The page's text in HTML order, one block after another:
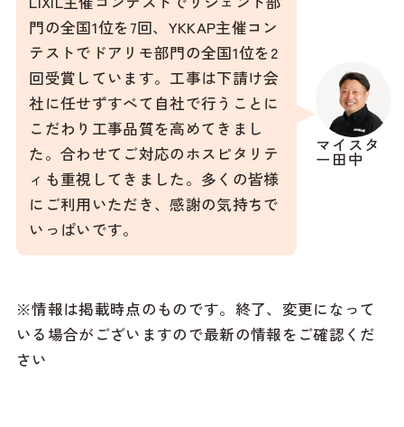
マイスタ
ー田中
門の全国1位を7回、YKKAP主催コン
テストでドアリモ部門の全国1位を2
回受賞しています。工事は下請け会
社に任せずすべて自社で行うことに
こだわり工事品質を高めてきまし
た。合わせてご対応のホスピタリテ
ィも重視してきました。多くの皆様
にご利用いただき、感謝の気持ちで
いっぱいです。
※情報は掲載時点のものです。終了、変更になって
いる場合がございますので最新の情報をご確認くだ
さい